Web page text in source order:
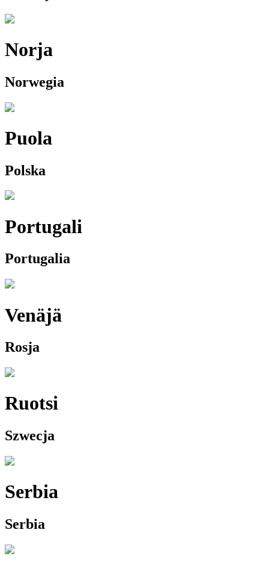
Norja
Norwegia
Puola
Polska
Portugali
Portugalia
Venäjä
Rosja
Ruotsi
Szwecja
Serbia
Serbia